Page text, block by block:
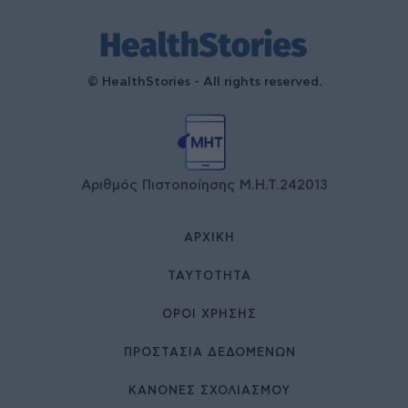
© HealthStories - All rights reserved.
Αριθμός Πιστοποίησης Μ.Η.Τ.242013
ΑΡΧΙΚΉ
ΤΑΥΤΌΤΗΤΑ
ΌΡΟΙ ΧΡΉΣΗΣ
ΠΡΟΣΤΑΣΙΑ ΔΕΔΟΜΕΝΩΝ
ΚΑΝΟΝΕΣ ΣΧΟΛΙΑΣΜΟΥ